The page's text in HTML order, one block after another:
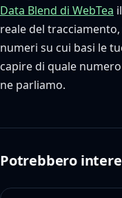
Data Blend di WebTea
reale del
numeri su cui basi le
capire di quale
ne parliamo.
Potrebbero